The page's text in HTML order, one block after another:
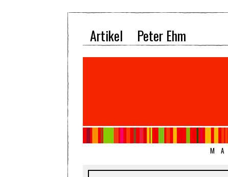
Artikel Peter Ehm